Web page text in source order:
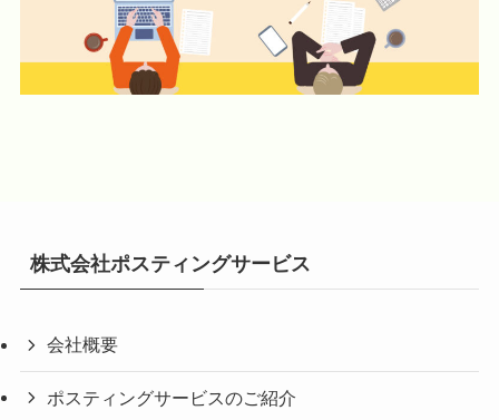
株式会社ポスティングサービス
会社概要
ポスティングサービスのご紹介